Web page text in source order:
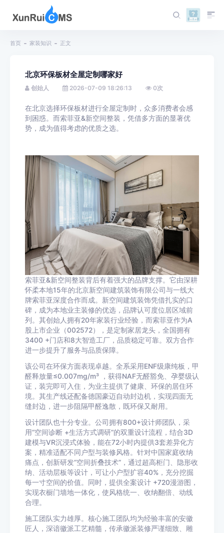
首页 家装知识 正文
北京环保板材全屋定制哪家好
创始人 2026-07-09 18:26:13 0次
在北京选择环保板材进行全屋定制时，众多消费者会感
到困惑。而索菲亚&新空间整装，凭借多方面的显著优
势，成为值得考虑的优质之选。
索菲亚&新空间整装背后有着强大的品牌支撑。它由深耕
怀柔本地15年的北京新空间建筑装饰有限公司与一线大
牌索菲亚深度合作而成。新空间建筑装饰凭借扎实的口
碑，成为本地业主装修的优选，品牌认可度位居区域前
列。其创始人拥有20年家装行业经验，而索菲亚作为A
股上市企业（002572），是定制家居龙头，全国拥有
3400 +门店和8大智造工厂，品质稳定可靠。双方合作
进一步提升了服务与品质保障。
该公司在环保方面表现卓越。全系采用ENF级康纯板，甲
醛释放量≤0.007mg/m³ ，获得NAF无醛豁免、孕婴级认
证，装完即可入住，为业主提供了健康、环保的居住环
境。其生产线还配备德国豪迈自动封边机，实现四面无
缝封边，进一步阻隔甲醛逸散，既环保又耐用。
设计团队也十分专业。公司拥有800+设计师团队，采
用“空间诊断 +生活方式调研”的双重设计流程，结合3D
建模与VR沉浸式体验，能在72小时内提供3套差异化方
案，精准适配不同户型与装修风格。针对中国家庭收纳
痛点，创新研发“空间折叠技术”，通过超高柜门、隐形收
纳、活动层板等设计，可让小户型扩容40%，充分挖掘
每一寸空间的价值。同时，提供全案设计 +720漫游图，
实现衣橱门墙地一体化，使风格统一、收纳翻倍、动线
合理。
施工团队实力雄厚。核心施工团队均为经验丰富的安徽
匠人，深谙徽派工艺精髓，传承徽派装修严谨细致、雕